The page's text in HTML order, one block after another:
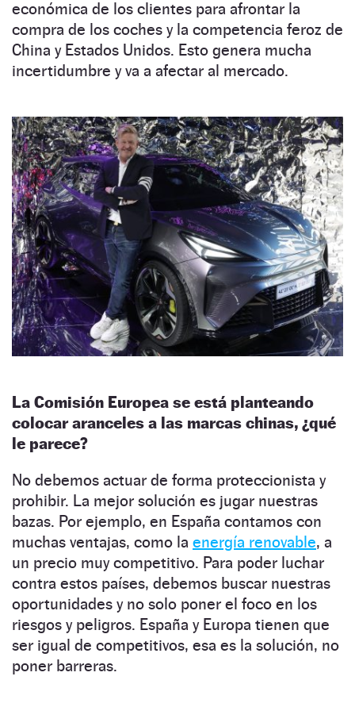
económica de los clientes para afrontar la
compra de los coches y la competencia feroz de
China y Estados Unidos. Esto genera mucha
incertidumbre y va a afectar al mercado.
La Comisión Europea se está planteando
colocar aranceles a las marcas chinas, ¿qué
le parece?
No debemos actuar de forma proteccionista y
prohibir. La mejor solución es jugar nuestras
bazas. Por ejemplo, en España contamos con
muchas ventajas, como la energía renovable, a
un precio muy competitivo. Para poder luchar
contra estos países, debemos buscar nuestras
oportunidades y no solo poner el foco en los
riesgos y peligros. España y Europa tienen que
ser igual de competitivos, esa es la solución, no
poner barreras.